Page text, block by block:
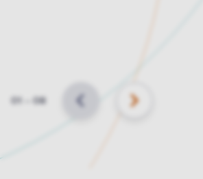
Slide 08 VORIGE VOLGENDE